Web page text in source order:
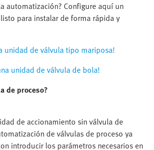
automatización? Configure aquí un
para instalar de forma rápida y
unidad de válvula tipo mariposa!
unidad de válvula de bola!
de proceso?
de accionamiento sin válvula de
de válvulas de proceso ya
introducir los parámetros necesarios en